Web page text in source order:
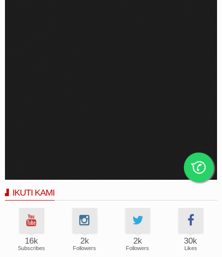
IKUTI KAMI
16k
Subscribes
2k
Followers
2k
Followers
30k
Likes